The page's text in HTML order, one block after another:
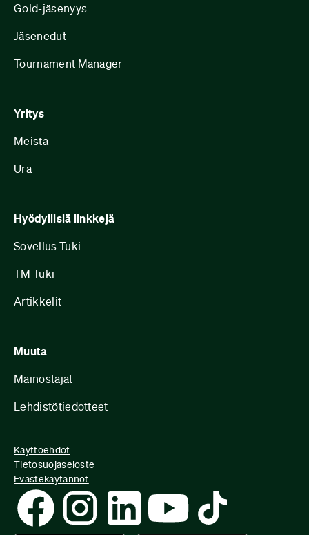
Gold-jäsenyys
Jäsenedut
Tournament Manager
Yritys
Meistä
Ura
Hyödyllisiä linkkejä
Sovellus Tuki
TM Tuki
Artikkelit
Muuta
Mainostajat
Lehdistötiedotteet
Käyttöehdot
Tietosuojaseloste
Evästekäytännöt